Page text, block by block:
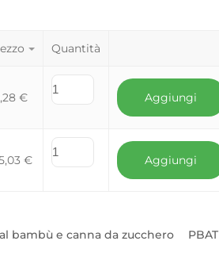
Quantità
€ Aggiungi
€ Aggiungi
bambù e canna da zucchero PBAT